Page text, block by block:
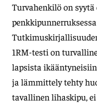
Turvahenkilö on
1RM-testi on
lapsista
ja lämmittely tehty
tavallinen lihaskipu,